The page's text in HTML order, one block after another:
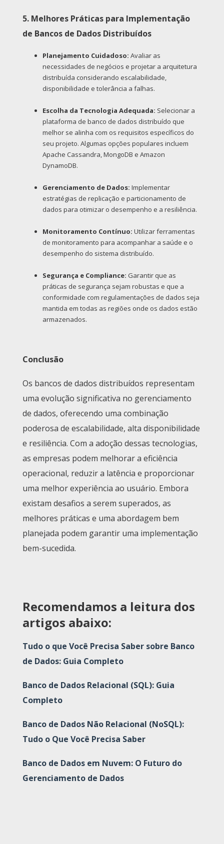
5. Melhores Práticas para Implementação
de Bancos de Dados Distribuídos
Planejamento Cuidadoso: Avaliar as
necessidades de negócios e projetar a arquitetura
distribuída considerando escalabilidade,
disponibilidade e tolerância a falhas.
Escolha da Tecnologia Adequada: Selecionar a
plataforma de banco de dados distribuído que
melhor se alinha com os requisitos específicos do
seu projeto. Algumas opções populares incluem
Apache Cassandra, MongoDB e Amazon
DynamoDB.
Gerenciamento de Dados: Implementar
estratégias de replicação e particionamento de
dados para otimizar o desempenho e a resiliência.
Monitoramento Contínuo: Utilizar ferramentas
de monitoramento para acompanhar a saúde e o
desempenho do sistema distribuído.
Segurança e Compliance: Garantir que as
práticas de segurança sejam robustas e que a
conformidade com regulamentações de dados seja
mantida em todas as regiões onde os dados estão
armazenados.
Conclusão
Os bancos de dados distribuídos representam
uma evolução significativa no gerenciamento
de dados, oferecendo uma combinação
poderosa de escalabilidade, alta disponibilidade
e resiliência. Com a adoção dessas tecnologias,
as empresas podem melhorar a eficiência
operacional, reduzir a latência e proporcionar
uma melhor experiência ao usuário. Embora
existam desafios a serem superados, as
melhores práticas e uma abordagem bem
planejada podem garantir uma implementação
bem-sucedida.
Recomendamos a leitura dos
artigos abaixo:
Tudo o que Você Precisa Saber sobre Banco
de Dados: Guia Completo
Banco de Dados Relacional (SQL): Guia
Completo
Banco de Dados Não Relacional (NoSQL):
Tudo o Que Você Precisa Saber
Banco de Dados em Nuvem: O Futuro do
Gerenciamento de Dados